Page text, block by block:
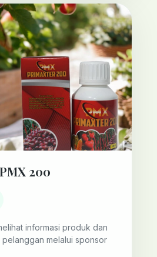
200
informasi produk dan
melalui sponsor